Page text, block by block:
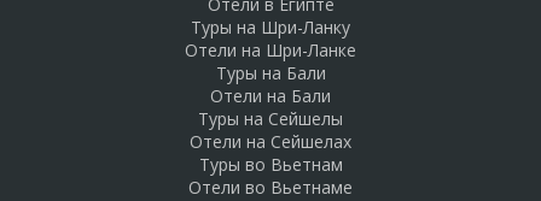
Отели в Египте
Туры на Шри-Ланку
Отели на Шри-Ланке
Туры на Бали
Отели на Бали
Туры на Сейшелы
Отели на Сейшелах
Туры во Вьетнам
Отели во Вьетнаме